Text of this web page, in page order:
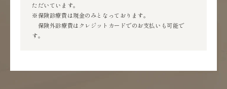
ただいています。
※保険診療費は現金のみとなっております。
保険外診療費はクレジットカードでのお支払いも可能で
す。